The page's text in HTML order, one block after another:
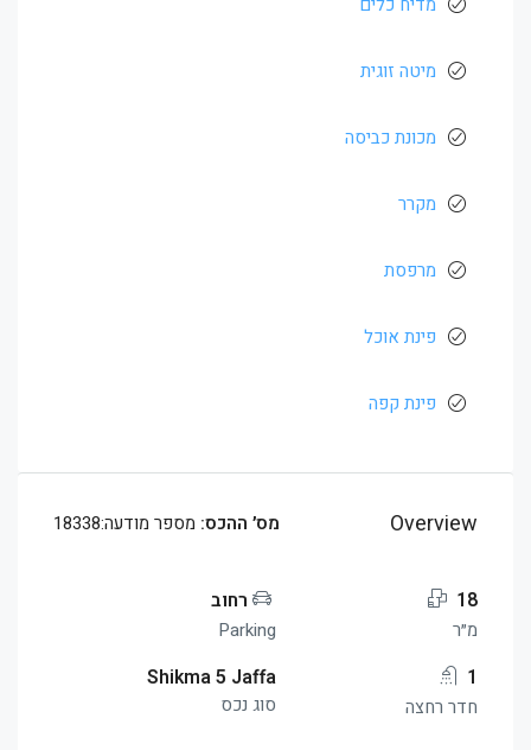
מיטה זוגית
מכונת כביסה
מקרר
מרפסת
פינת אוכל
פינת קפה
Overview מס׳ ההכס: מספר מודעה:18338
18
מ״ר
רחוב
Parking
1
חדר רחצה
Shikma 5 Jaffa
סוג נכס